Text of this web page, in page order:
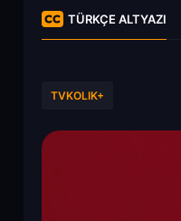
TÜRKÇE ALTYAZI
TVKOLIK+